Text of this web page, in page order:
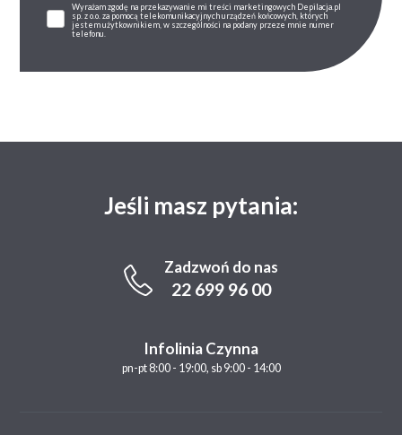
Wyrażam zgodę na przekazywanie mi treści marketingowych Depilacja.pl
sp. z o.o. za pomocą telekomunikacyjnych urządzeń końcowych, których
jestem użytkownikiem, w szczególności na podany przeze mnie numer
telefonu.
Jeśli masz pytania:
Zadzwoń do nas
22 699 96 00
Infolinia Czynna
pn-pt 8:00 - 19:00, sb 9:00 - 14:00